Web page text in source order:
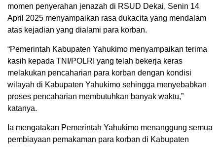
momen penyerahan jenazah di RSUD Dekai, Senin 14
April 2025 menyampaikan rasa dukacita yang mendalam
atas kejadian yang dialami para korban.
“Pemerintah Kabupaten Yahukimo menyampaikan terima
kasih kepada TNI/POLRI yang telah bekerja keras
melakukan pencaharian para korban dengan kondisi
wilayah di Kabupaten Yahukimo sehingga menyebabkan
proses pencaharian membutuhkan banyak waktu,”
katanya.
Ia mengatakan Pemerintah Yahukimo menanggung semua
pembiayaan pemakaman para korban di Kabupaten